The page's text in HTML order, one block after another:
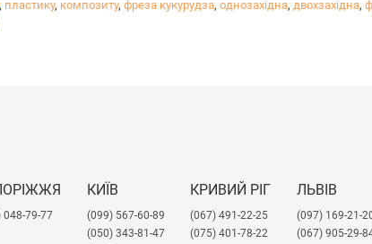
, пластику, композиту, фреза кукурудза, однозахідна, двохзахідна,
048-79-77
КИЇВ
(099) 567-60-89
(050) 343-81-47
КРИВИЙ РІГ
(067) 491-22-25
(075) 401-78-22
ЛЬВІВ
​(097) 169-21-
(067) 905-29-